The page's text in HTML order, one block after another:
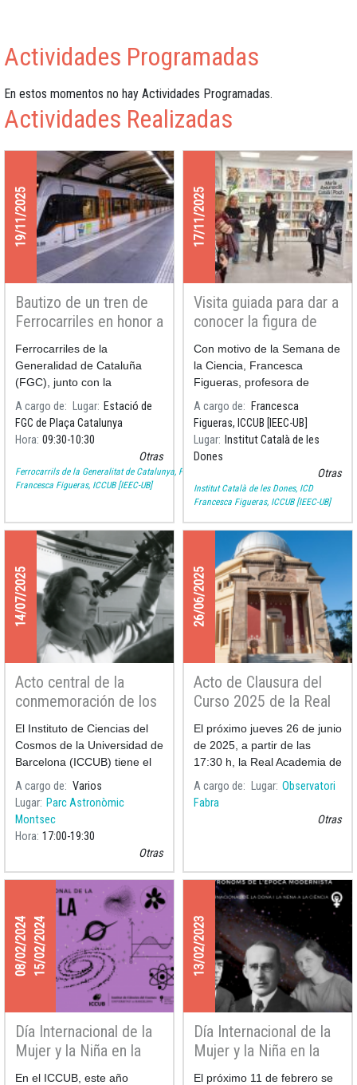
Actividades Programadas
En estos momentos no hay Actividades Programadas.
Actividades Realizadas
19/11/2025
Bautizo de un tren de
Ferrocarriles en honor a
Assumpció Català
Ferrocarriles de la
Generalidad de Cataluña
(FGC), junto con la
Universidad de Barcelona, ​​el
Instituto Catalán de las
Mujeres y el Instituto de
bautizará un tren de la línea
B
A cargo de Lugar Estació de
FGC de Plaça Catalunya
Hora 09:30 10:30
Otras
Ferrocarrils de la Generalitat de Catalunya, FGC
Francesca Figueras, ICCUB [IEEC-UB]
17/11/2025
Visita guiada para dar a
conocer la figura de
Català y Poch
Con motivo de la Semana de
la Ciencia, Francesca
Figueras, profesora de
Física Cuántica y Astrofísica
y miembro del Instituto de
Ciencias del Cosmos de la
Universidad de Barcelona, ​​
A cargo de
Francesca
Figueras, ICCUB [IEEC-UB]
Lugar
Institut Català de les
Dones
Otras
Institut Català de les Dones, ICD
Francesca Figueras, ICCUB [IEEC-UB]
14/07/2025
Acto central de la
conmemoración de los
100 años del
nacimiento de la
matemática y
astrónoma Maria
Assumpció Català i
Poch
El Instituto de Ciencias del
Cosmos de la Universidad de
Barcelona (ICCUB) tiene el
honor de participar en el acto
central de conmemoración
del Centenario del
nacimiento de Maria
A cargo de
Varios
Lugar Parc Astronòmic
Montsec
Hora 17:00 19:30
Otras
26/06/2025
Acto de Clausura del
Curso 2025 de la Real
Academia de las
Ciencias y las Artes de
Barcelona
El próximo jueves 26 de junio
de 2025, a partir de las
17:30 h, la Real Academia de
Ciencias y Artes de
Barcelona (RACAB)
celebrará el acto de clausura
A cargo de Lugar Observatori
Fabra
Otras
08/02/202415/02/2024
Día Internacional de la
Mujer y la Niña en la
Ciencia 2024
En el ICCUB, este año
13/02/2023
Día Internacional de la
Mujer y la Niña en la
Ciencia 2023
El próximo 11 de febrero se